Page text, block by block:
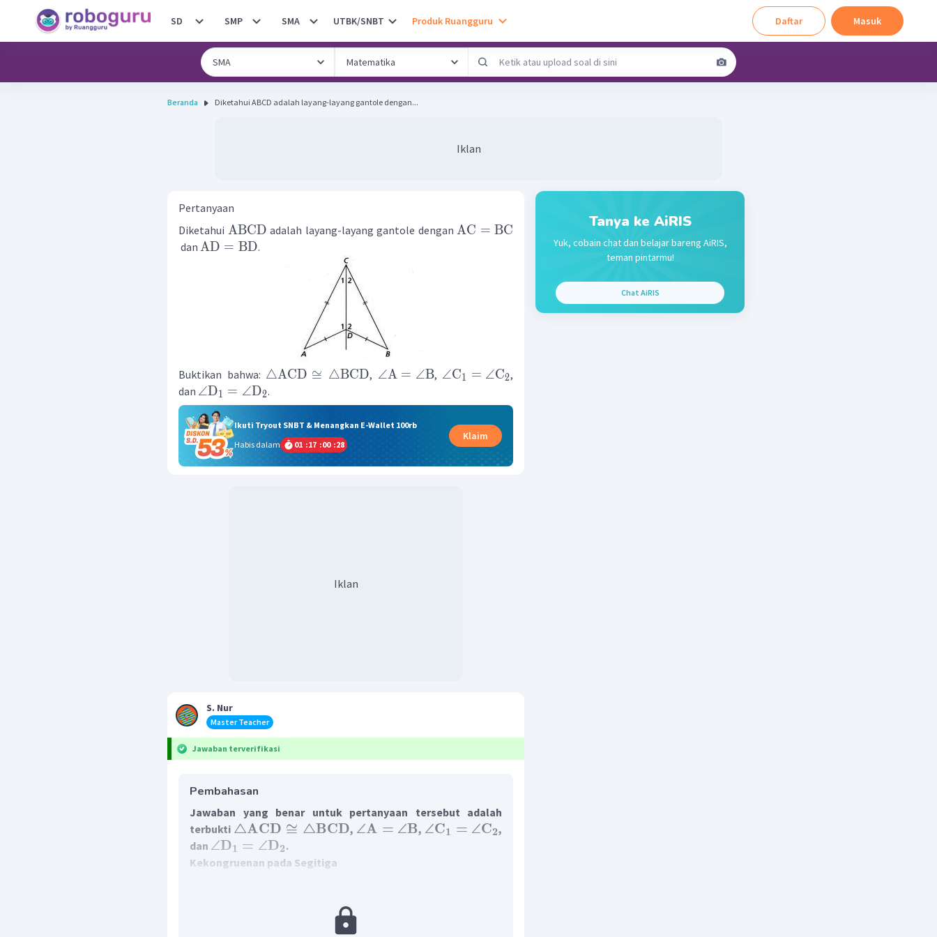
SD SMP SMA UTBK/SNBT Produk Ruangguru Daftar Masuk
Beranda Diketahui ABCD adalah layang-layang gantole dengan...
Iklan
Pertanyaan
Diketahui ABCD adalah layang-layang gantole denganAC = BC
dan AD = BD.
Buktikan bahwa: △ACD ≅ △BCD, ∠A = ∠B, ∠C1 = ∠C2,
dan ∠D1 = ∠D2.
Ikuti Tryout SNBT & Menangkan E-Wallet 100rb
Habis dalam
01 :17 :00 :27
Klaim
Iklan
S. Nur
Master Teacher
Jawaban terverifikasi
Pembahasan
Jawaban yang benar untuk pertanyaan tersebut adalah
terbukti △ACD ≅ △BCD, ∠A = ∠B, ∠C1 = ∠C2,
dan ∠D1 = ∠D2.
Kekongruenan pada Segitiga
yang memuat sisi-sisi dan/atau sudut-sudut tersebut kongruen.
Sebagai konsekuensinya, berlaku prinsip kongruensi DSSPSSB (di
Tanya ke AiRIS
Yuk, cobain chat dan belajar bareng AiRIS,
teman pintarmu!
Chat AiRIS